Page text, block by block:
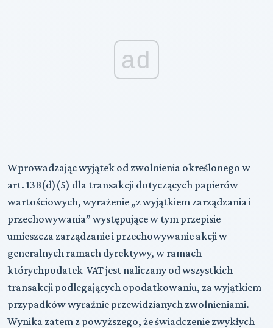
ad
Wprowadzając wyjątek od zwolnienia określonego w
art. 13B(d)(5) dla transakcji dotyczących papierów
wartościowych, wyrażenie „z wyjątkiem zarządzania i
przechowywania” występujące w tym przepisie
umieszcza zarządzanie i przechowywanie akcji w
generalnych ramach dyrektywy, w ramach
którychpodatek VAT jest naliczany od wszystkich
transakcji podlegających opodatkowaniu, za wyjątkiem
przypadków wyraźnie przewidzianych zwolnieniami.
Wynika zatem z powyższego, że świadczenie zwykłych